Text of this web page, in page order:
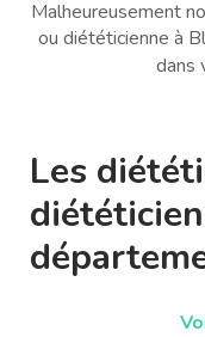
Malheureusement
ou diététicienne à
dans
Les